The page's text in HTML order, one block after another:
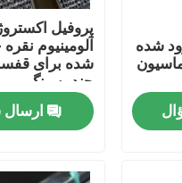
شده
پروفیل
آلومینیوم نقره
شده برای
چندین رنگ